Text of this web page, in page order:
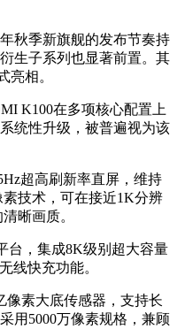
秋季新旗舰的发布节奏持
生子系列也显著前置。其
亮相。
K100在多项核心配置上
统性升级，被普遍视为该
超高刷新率直屏，维持
技术，可在接近1K分辨
晰画质。
台，集成8K级别超大容量
线快充功能。
像素大底传感器，支持长
用5000万像素规格，兼顾